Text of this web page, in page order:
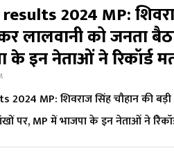
2024 MP:
लालवानी को जनता
के इन ​नेताओं ने रिेकॉर्ड
2024 MP: शिवराज सिंह चौहान की
पर, MP में भाजपा के इन ​नेताओं ने